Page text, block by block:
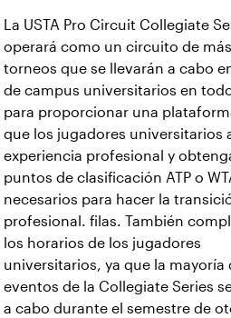
La USTA Pro Circuit Collegiate
operará como un circuito de
torneos que se llevarán a cabo
de campus universitarios en
para proporcionar una
que los jugadores universitarios
experiencia profesional y
puntos de clasificación ATP o
necesarios para hacer la
profesional. filas. También
los horarios de los jugadores
universitarios, ya que la mayoría
eventos de la Collegiate Series
a cabo durante el semestre de